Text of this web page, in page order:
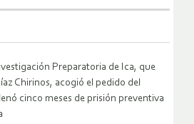
Preparatoria de Ica, que
Chirinos, acogió el pedido del
cinco meses de prisión preventiva